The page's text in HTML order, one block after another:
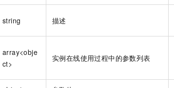
string 描述
array<obje
ct>
实例在线使用过程中的参数列表